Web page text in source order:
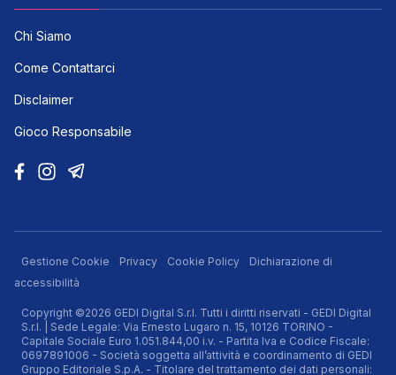
Chi Siamo
Come Contattarci
Disclaimer
Gioco Responsabile
Gestione Cookie Privacy Cookie Policy
Dichiarazione di
accessibilità
Copyright ©2026 GEDI Digital S.r.l. Tutti i diritti riservati - GEDI Digital
S.r.l. | Sede Legale: Via Ernesto Lugaro n. 15, 10126 TORINO -
Capitale Sociale Euro 1.051.844,00 i.v. - Partita Iva e Codice Fiscale:
0697891006 - Società soggetta all’attività e coordinamento di GEDI
Gruppo Editoriale S.p.A. - Titolare del trattamento dei dati personali: